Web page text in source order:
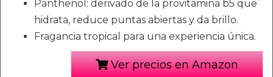
Panthenol: derivado de la provitamina b5 que
hidrata, reduce puntas abiertas y da brillo.
Fragancia tropical para una experiencia única.
Ver precios en Amazon